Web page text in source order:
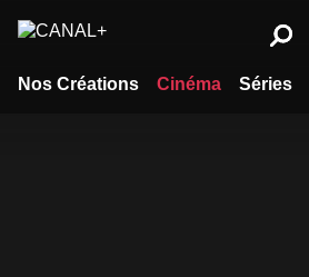
Nos Créations Cinéma Séries